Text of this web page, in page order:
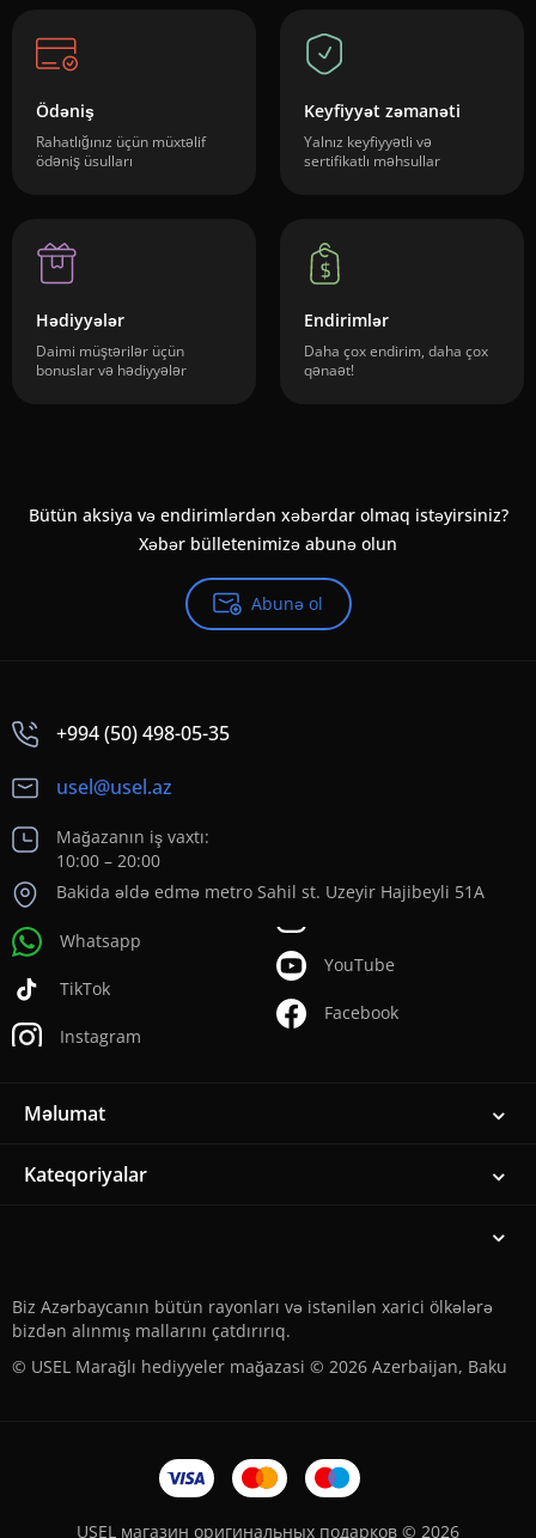
Ödəniş
Rahatlığınız üçün müxtəlif
ödəniş üsulları
Keyfiyyət zəmanəti
Yalnız keyfiyyətli və
sertifikatlı məhsullar
Hədiyyələr
Daimi müştərilər üçün
bonuslar və hədiyyələr
Endirimlər
Daha çox endirim, daha çox
qənaət!
Bütün aksiya və endirimlərdən xəbərdar olmaq istəyirsiniz?
Xəbər bülletenimizə abunə olun
Abunə ol
+994 (50) 498-05-35
usel@usel.az
Mağazanın iş vaxtı:
10:00 – 20:00
Bakida əldə edmə metro Sahil st. Uzeyir Hajibeyli 51A
Whatsapp
TikTok
Instagram
YouTube
Facebook
Məlumat
Kateqoriyalar
Biz Azərbaycanın bütün rayonları və istənilən xarici ölkələrə
bizdən alınmış mallarını çatdırırıq.
© USEL Marağlı hediyyeler mağazasi © 2026 Azerbaijan, Baku
USEL магазин оригинальных подарков © 2026